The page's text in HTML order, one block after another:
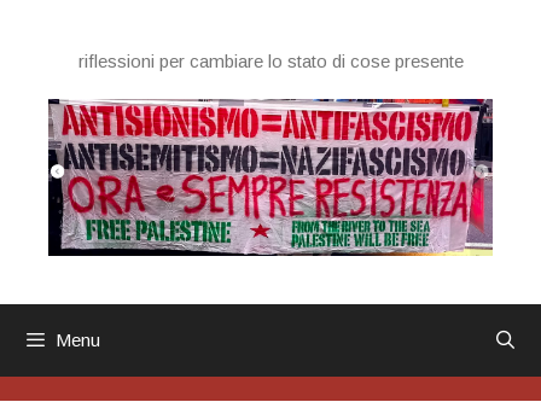
contenutoriflessioni per cambiare lo stato di cose presente
Menu